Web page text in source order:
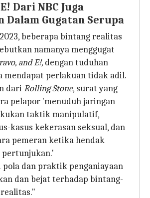
Dari NBC Juga
Dalam Gugatan Serupa
beberapa bintang realitas
namanya menggugat
and E!, dengan tuduhan
mendapat perlakuan tidak adil.
dariRolling Stone, surat yang
pelapor 'menuduh jaringan
taktik manipulatif,
kasus kekerasan seksual, dan
pemeran ketika hendak
pola dan praktik penganiayaan
dan bejat terhadap bintang-